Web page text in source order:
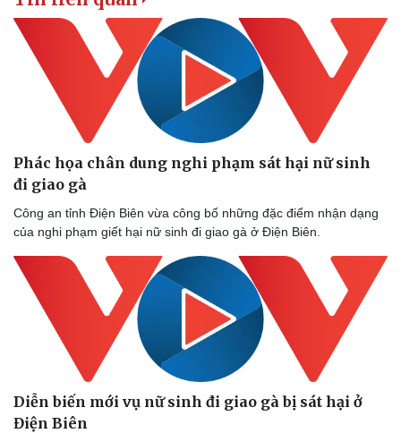
Thế giới thể thao
eSports
Hậu trường
Phác họa chân dung nghi phạm sát hại nữ sinh
đi giao gà
Công an tỉnh Điện Biên vừa công bố những đặc điểm nhận dạng
của nghi phạm giết hại nữ sinh đi giao gà ở Điện Biên.
Diễn biến mới vụ nữ sinh đi giao gà bị sát hại ở
Điện Biên